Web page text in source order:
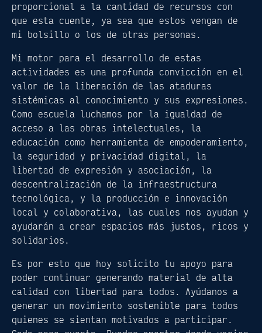
proporcional a la cantidad de recursos con
que esta cuente, ya sea que estos vengan de
mi bolsillo o los de otras personas.
Mi motor para el desarrollo de estas
actividades es una profunda convicción en el
valor de la liberación de las ataduras
sistémicas al conocimiento y sus expresiones.
Como escuela luchamos por la igualdad de
acceso a las obras intelectuales, la
educación como herramienta de empoderamiento,
la seguridad y privacidad digital, la
libertad de expresión y asociación, la
descentralización de la infraestructura
tecnológica, y la producción e innovación
local y colaborativa, las cuales nos ayudan y
ayudarán a crear espacios más justos, ricos y
solidarios.
Es por esto que hoy solicito tu apoyo para
poder continuar generando material de alta
calidad con libertad para todos. Ayúdanos a
generar un movimiento sostenible para todos
quienes se sientan motivados a participar.